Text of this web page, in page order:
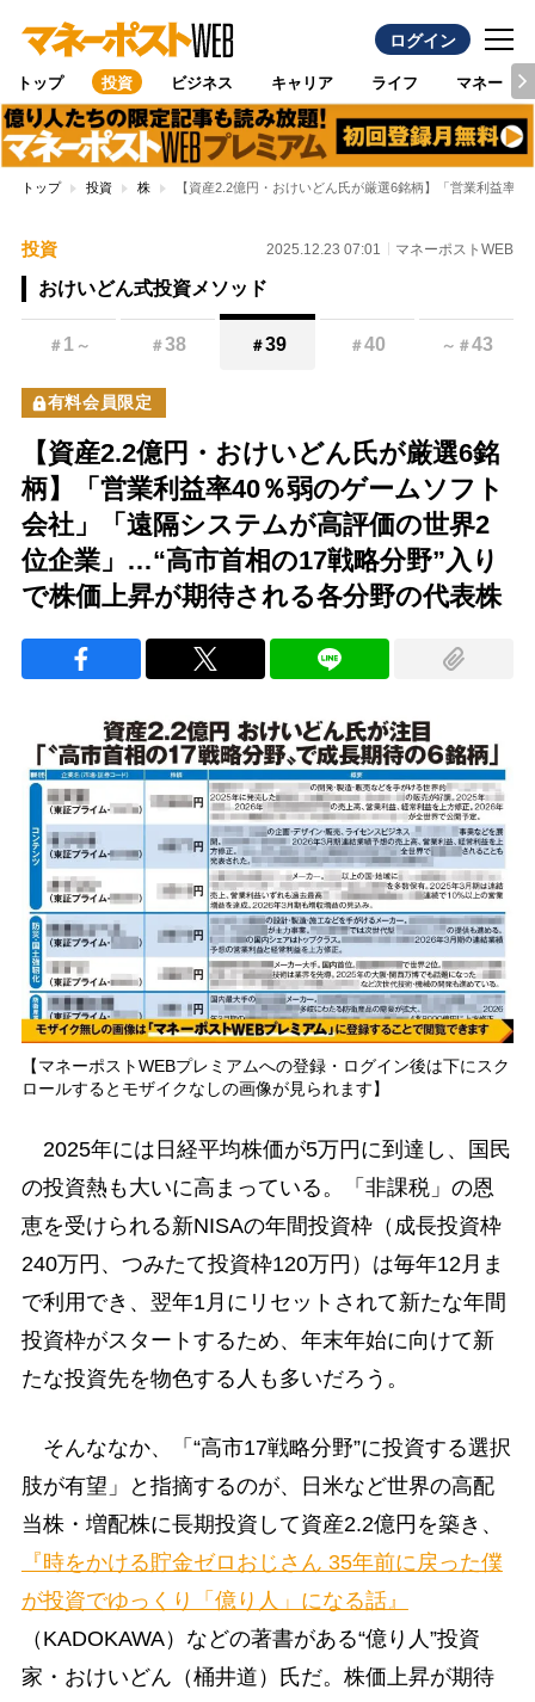
ログイン
トップ 投資 ビジネス キャリア ライフ マネー
トップ 投資 株 【資産2.2億円・おけいどん氏が厳選6銘柄】「営業利益率
投資 2025.12.23 07:01 マネーポストWEB
おけいどん式投資メソッド
＃ 1 ～ ＃38 ＃39 ＃40 ～ ＃43
有料会員限定
【資産2.2億円・おけいどん氏が厳選6銘
柄】「営業利益率40％弱のゲームソフト
会社」「遠隔システムが高評価の世界2
位企業」…“高市首相の17戦略分野”入り
で株価上昇が期待される各分野の代表株
【マネーポストWEBプレミアムへの登録・ログイン後は下にスク
ロールするとモザイクなしの画像が見られます】
2025年には日経平均株価が5万円に到達し、国民
の投資熱も大いに高まっている。「非課税」の恩
恵を受けられる新NISAの年間投資枠（成長投資枠
240万円、つみたて投資枠120万円）は毎年12月ま
で利用でき、翌年1月にリセットされて新たな年間
投資枠がスタートするため、年末年始に向けて新
たな投資先を物色する人も多いだろう。
そんななか、「“高市17戦略分野”に投資する選択
肢が有望」と指摘するのが、日米など世界の高配
当株・増配株に長期投資して資産2.2億円を築き、
『時をかける貯金ゼロおじさん 35年前に戻った僕
が投資でゆっくり「億り人」になる話』
（KADOKAWA）などの著書がある“億り人”投資
家・おけいどん（桶井道）氏だ。株価上昇が期待